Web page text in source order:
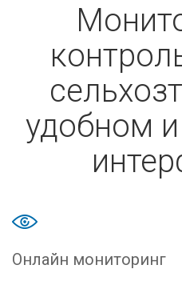
удобном
Онлайн мониторинг